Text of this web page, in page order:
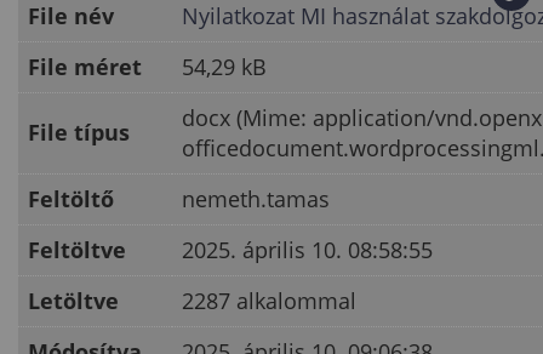
File név
Nyilatkozat MI használat
File méret
54,29 kB
File típus
docx (Mime: application/
Feltöltő
nemeth.tamas
Feltöltve
2025. április 10. 08:58:55
Letöltve
2287 alkalommal